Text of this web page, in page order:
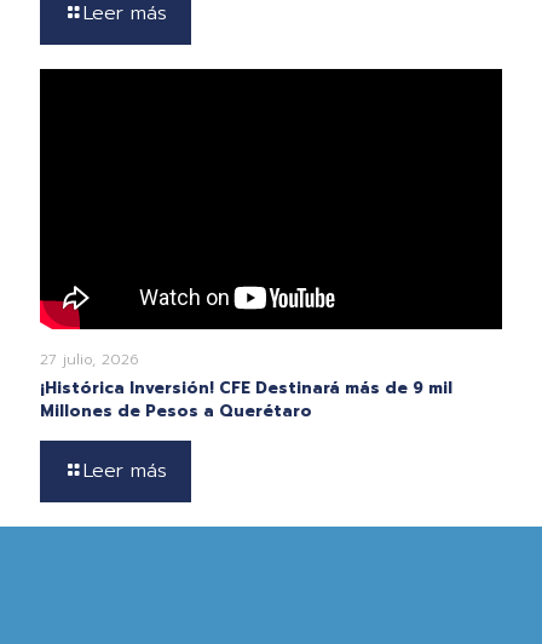
Leer más
27 julio, 2026
¡Histórica Inversión! CFE Destinará más de 9 mil
Millones de Pesos a Querétaro
Leer más